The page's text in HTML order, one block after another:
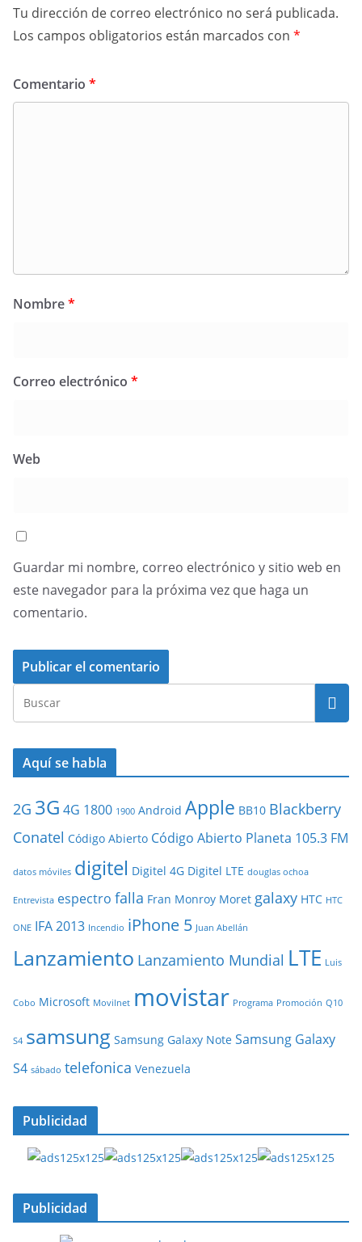
Tu dirección de correo electrónico no será publicada.
Los campos obligatorios están marcados con *
Comentario *
Nombre*
Correo electrónico *
Web
Guardar mi nombre, correo electrónico y sitio web en
este navegador para la próxima vez que haga un
comentario.
Aquí se habla
2G 3G 4G 1800 1900 Android Apple BB10 Blackberry
Conatel Código Abierto Código Abierto Planeta 105.3 FM
datos móviles digitel Digitel 4G Digitel LTE douglas ochoa
Entrevista espectro falla Fran Monroy Moret galaxy HTC HTC
ONE IFA 2013 Incendio iPhone 5 Juan Abellán
Lanzamiento Lanzamiento Mundial LTE Luis
Cobo Microsoft Movilnet movistar Programa Promoción Q10
S4 samsung Samsung Galaxy Note Samsung Galaxy
S4 sábado telefonica Venezuela
Publicidad
Publicidad